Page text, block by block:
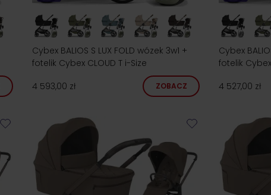
Cybex BALIOS S LUX FOLD wózek 3w1 +
fotelik Cybex CLOUD T i-Size
4 593,00 zł
ZOBACZ
Cybex
fotelik
4 527,00 zł